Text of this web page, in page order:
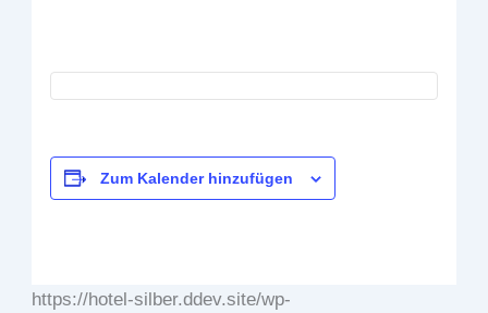
Zum Kalender hinzufügen
https://hotel-silber.ddev.site/wp-